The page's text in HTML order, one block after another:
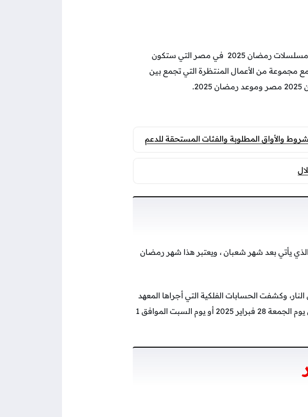
مع اقتراب شهر مضان 2025 في مصر، يكثر البحث والتساؤل عن مسلسلات رمضان 2025 في مصر التي ستكون
مع مجموعة من الأعمال المنتظرة التي تجمع بين
يأتي بعد شهر شعبان ، ويعتبر هذا شهر رمضان
والعتق من النار، وكشفت الحسابات الفلكية التي أجراها المعهد
الدولي للفلك عن موعد شهر رمضان 2025، حيث يبدا شهر رمضان يوم الجمعة 28 فبراير 2025 أو يوم السبت الموافق 1